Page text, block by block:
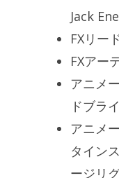
Jack
FXリー
FXアー
アニメ
ドブラ
アニメ
タイン
ージリ